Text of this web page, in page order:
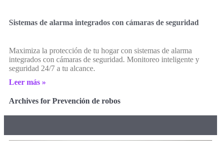
Sistemas de alarma integrados con cámaras de seguridad
Maximiza la protección de tu hogar con sistemas de alarma
integrados con cámaras de seguridad. Monitoreo inteligente y
seguridad 24/7 a tu alcance.
Leer más »
Archives for Prevención de robos